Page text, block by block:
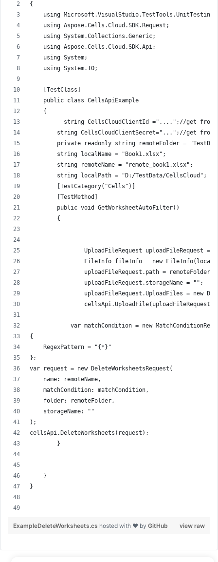
{
    using Microsoft.VisualStudio.TestTools.UnitTesting;
    using Aspose.Cells.Cloud.SDK.Request;
    using System.Collections.Generic;
    using Aspose.Cells.Cloud.SDK.Api;
    using System;
    using System.IO;
    [TestClass]
    public class CellsApiExample
    {
string CellsCloudClientId ="....";//get
string CellsCloudClientSecret="...";//get
private readonly string remoteFolder =
        string localName = "Book1.xlsx";
        string remoteName = "remote_book1.xlsx";
        string localPath = "D:/TestData/CellsCloud";
        [TestCategory("Cells")]
        [TestMethod]
        public void GetWorksheetAutoFilter()
        {
UploadFileRequest uploadFileRequest =
FileInfo fileInfo = new
uploadFileRequest.path = remoteFolder
                uploadFileRequest.storageName = "";
uploadFileRequest.UploadFiles = new
                cellsApi.UploadFile(uploadFileRequest);
var matchCondition = new
{
    RegexPattern = "{*}"
};
var request = new DeleteWorksheetsRequest(
    name: remoteName,
    matchCondition: matchCondition,
    folder: remoteFolder,
    storageName: ""
);
cellsApi.DeleteWorksheets(request);
        }
    }
}
view raw
ExampleDeleteWorksheets.cs hosted with ❤ by GitHub